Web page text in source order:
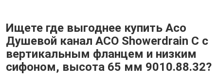
Ищете где выгоднее купить Aco
Душевой канал ACO Showerdrain C с
вертикальным фланцем и низким
сифоном, высота 65 мм 9010.88.32?